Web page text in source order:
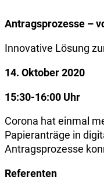
Antragsprozesse –
Innovative Lösung
14. Oktober 2020
15:30-16:00 Uhr
Corona hat einmal
Papieranträge in
Antragsprozesse
Referenten